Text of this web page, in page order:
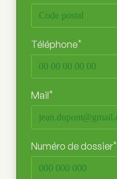
Téléphone*
Mail*
Numéro de dossier*